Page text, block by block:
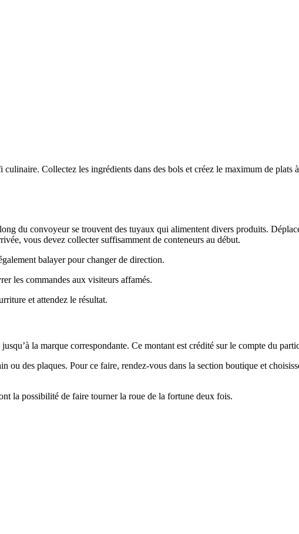
Collectez les ingrédients dans des bols et créez le maximum de plats
du convoyeur se trouvent des tuyaux qui alimentent divers produits.
vous devez collecter suffisamment de conteneurs au début.
balayer pour changer de direction.
les commandes aux visiteurs affamés.
et attendez le résultat.
la marque correspondante. Ce montant est crédité sur le compte du
ou des plaques. Pour ce faire, rendez-vous dans la section boutique et
la possibilité de faire tourner la roue de la fortune deux fois.